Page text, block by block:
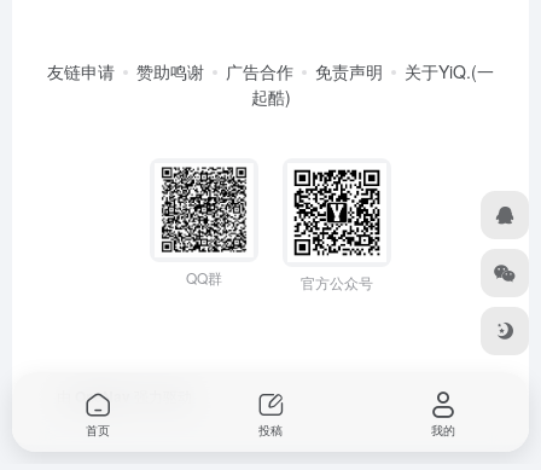
友链申请 赞助鸣谢 广告合作 免责声明
关于YiQ.(一
起酷)
QQ群 官方公众号
OneNav
首页 投稿 我的